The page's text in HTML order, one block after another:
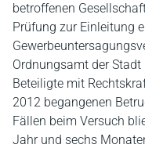
betroffenen
Prüfung zur Einleitung
Ordnungsamt der
Beteiligte mit
2012 begangenen
Fällen beim Versuch
Jahr und sechs